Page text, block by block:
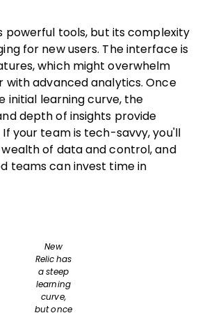
powerful tools, but its complexity
for new users. The interface is
which might overwhelm
with advanced analytics. Once
initial learning curve, the
depth of insights provide
your team is tech-savvy, you'll
of data and control, and
teams can invest time in
New
Relic has
a steep
learning
curve,
but once